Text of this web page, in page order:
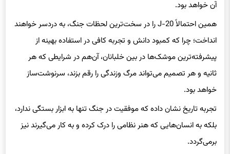
آن خواهد بود.
همین احتمالاً J-20 را در سخت‌ترین لحظات جنگ، به دردسر خواهند
انداخت؛ چرا که کمبود دانش و تجربه کافی در استفاده بهینه از
پیشرفته‌ترین موشک‌ها در بین خلبانان، آن‌هم در شرایطی که هر
ثانیه و هر تصمیم می‌تواند مرگ وزندگی را رقم بزند، سرنوشت‌ساز
خواهد بود.
تجربه تاریخ نشان داده که موفقیت در جنگ تنها به ابزار بستگی ندارد،
بلکه به انسان‌هایی که هنر نظامی را درک کرده و به کار می‌گیرند نیز
برمی‌گردد.